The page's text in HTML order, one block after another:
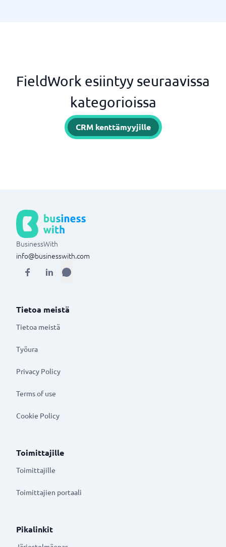
FieldWork esiintyy seuraavissa
kategorioissa
CRM kenttämyyjille
BusinessWith
info@businesswith.com
Tietoa meistä
Tietoa meistä
Työura
Privacy Policy
Terms of use
Cookie Policy
Toimittajille
Toimittajille
Toimittajien portaali
Pikalinkit